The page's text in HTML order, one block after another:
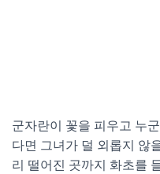
군자란이 꽃을 피우고 누
다면 그녀가 덜 외롭지 않
리 떨어진 곳까지 화초를